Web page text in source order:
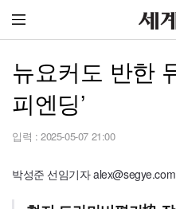
뉴요커도 반한
피엔딩’
입력 : 2025-05-07 21:00
박성준 선임기자 alex@segye.com